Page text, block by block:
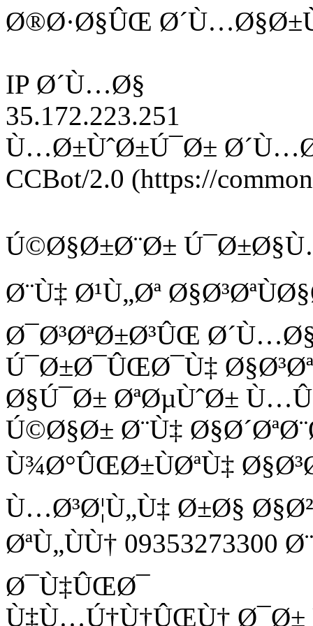
Ø®Ø·Ø§ÛŒ
IP Ø´Ù…Ø§
35.172.223.251
Ù…Ø±ÙˆØ±Ú¯Ø±
CCBot/2.0 (https://
Ú©Ø§Ø±Ø¨Ø±
Ø¨Ù‡ Ø¹Ù„Øª
Ø¯Ø³ØªØ±Ø³ÛŒ
Ú¯Ø±Ø¯ÛŒØ¯Ù‡ Ø§Ø³Øª
Ø§Ú¯Ø± ØªØµÙˆØ±
Ú©Ø§Ø± Ø¨Ù‡
Ù¾Ø°ÛŒØ±ÙØªÙ‡
Ù…Ø³Ø¦Ù„Ù‡ Ø±Ø§
ØªÙ„ÙÙ†
Ø¯Ù‡ÛŒØ¯
Ù‡Ù…Ú†Ù†ÛŒÙ† Ø¯Ø±